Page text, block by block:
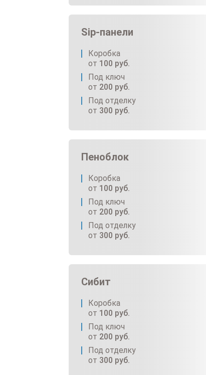
Sip-панели
Коробка
от 100 руб.
Под ключ
от 200 руб.
Под отделку
от 300 руб.
Пеноблок
Коробка
от 100 руб.
Под ключ
от 200 руб.
Под отделку
от 300 руб.
Сибит
Коробка
от 100 руб.
Под ключ
от 200 руб.
Под отделку
от 300 руб.